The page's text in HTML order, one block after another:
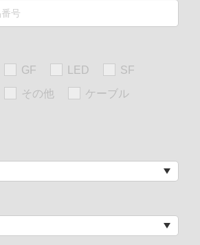
GF LED
SF
その他
ケーブル